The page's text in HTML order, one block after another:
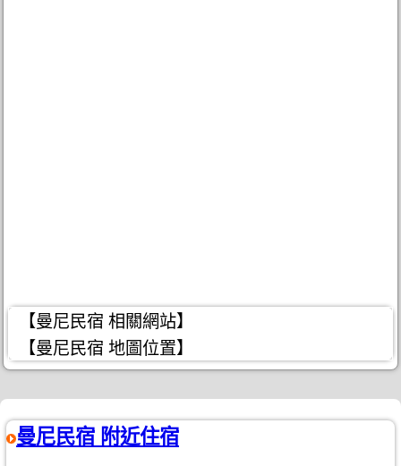
【曼尼民宿 相關網站】
【曼尼民宿 地圖位置】
曼尼民宿 附近住宿